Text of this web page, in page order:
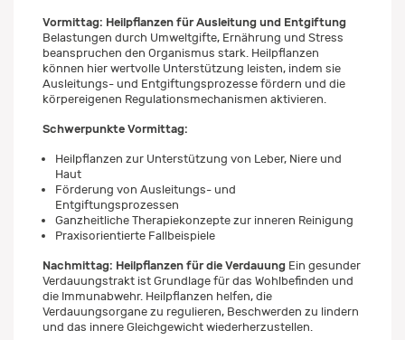
Vormittag: Heilpflanzen für Ausleitung und Entgiftung
Belastungen durch Umweltgifte, Ernährung und Stress
beanspruchen den Organismus stark. Heilpflanzen
können hier wertvolle Unterstützung leisten, indem sie
Ausleitungs- und Entgiftungsprozesse fördern und die
körpereigenen Regulationsmechanismen aktivieren.
Schwerpunkte Vormittag:
Heilpflanzen zur Unterstützung von Leber, Niere und
Haut
Förderung von Ausleitungs- und
Entgiftungsprozessen
Ganzheitliche Therapiekonzepte zur inneren Reinigung
Praxisorientierte Fallbeispiele
Nachmittag: Heilpflanzen für die Verdauung Ein gesunder
Verdauungstrakt ist Grundlage für das Wohlbefinden und
die Immunabwehr. Heilpflanzen helfen, die
Verdauungsorgane zu regulieren, Beschwerden zu lindern
und das innere Gleichgewicht wiederherzustellen.